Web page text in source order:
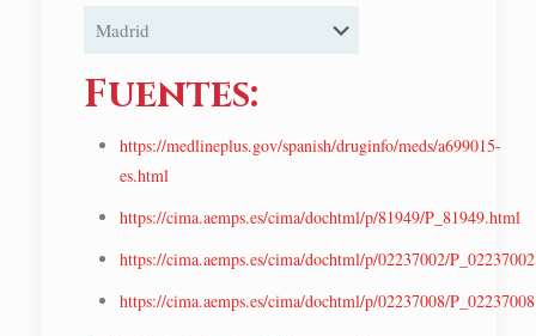
Fuentes:
https://medlineplus.gov/spanish/druginfo/meds/a699015-
es.html
https://cima.aemps.es/cima/dochtml/p/81949/P_81949.html
https://cima.aemps.es/cima/dochtml/p/02237002/
https://cima.aemps.es/cima/dochtml/p/02237008/